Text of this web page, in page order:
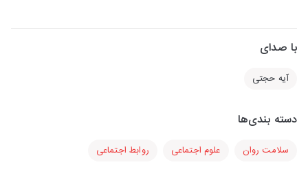
با صدای
آیه حجتی
دسته بندی‌ها
سلامت روان علوم اجتماعی روابط اجتماعی